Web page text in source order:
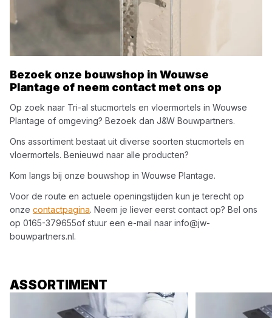
Bezoek onze bouwshop in Wouwse
Plantage of neem contact met ons op
Op zoek naar Tri-al stucmortels en vloermortels in Wouwse
Plantage of omgeving? Bezoek dan J&W Bouwpartners.
Ons assortiment bestaat uit diverse soorten stucmortels en
vloermortels. Benieuwd naar alle producten?
Kom langs bij onze bouwshop in Wouwse Plantage.
Voor de route en actuele openingstijden kun je terecht op
onze contactpagina. Neem je liever eerst contact op? Bel ons
op 0165-379655of stuur een e-mail naar info@jw-
bouwpartners.nl.
ASSORTIMENT